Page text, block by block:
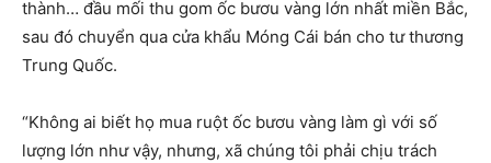
thành… đầu mối thu gom ốc bươu vàng lớn nhất miền Bắc,
sau đó chuyển qua cửa khẩu Móng Cái bán cho tư thương
Trung Quốc.
“Không ai biết họ mua ruột ốc bươu vàng làm gì với số
lượng lớn như vậy, nhưng, xã chúng tôi phải chịu trách